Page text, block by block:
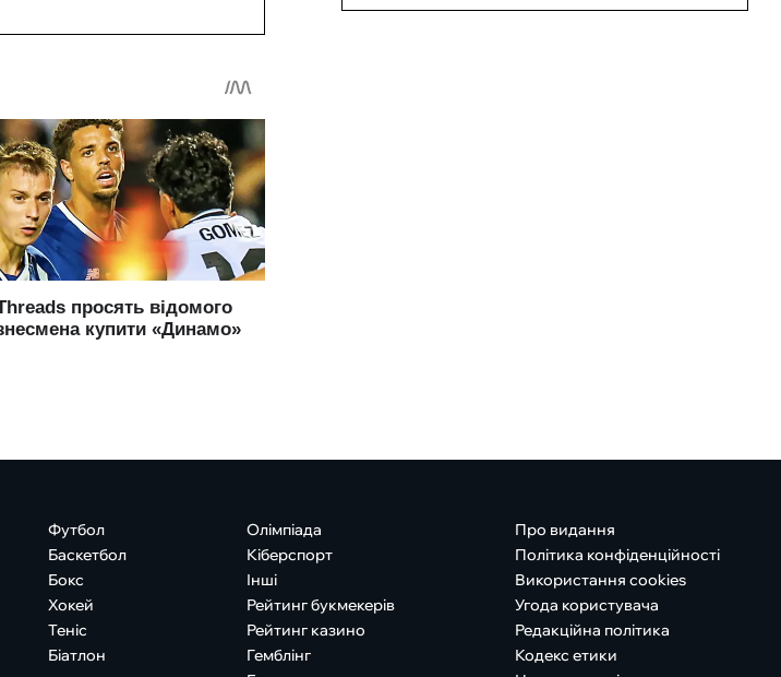
Футбол
Баскетбол
Бокс
Хокей
Теніс
Біатлон
Олімпіада
Кіберспорт
Інші
Рейтинг букмекерів
Рейтинг казино
Гемблінг
Про видання
Політика конфіденційності
Використання cookies
Угода користувача
Редакційна політика
Кодекс етики